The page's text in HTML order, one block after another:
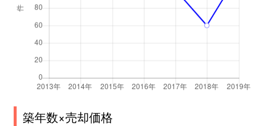
築年数×売却価格